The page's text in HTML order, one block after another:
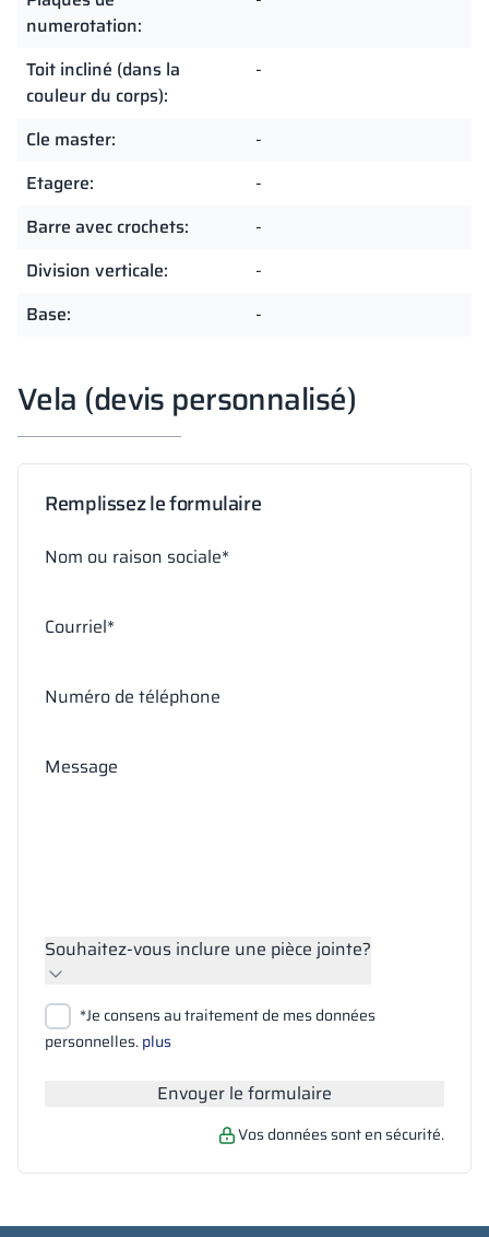
numerotation:
Toit incliné (dans la
couleur du corps):
-
Cle master:
-
Etagere:
-
Barre avec crochets:
-
Division verticale:
-
Base:
-
Vela (devis personnalisé)
Remplissez le formulaire
Nom ou raison sociale*
Courriel*
Numéro de téléphone
Message
Souhaitez-vous inclure une pièce jointe?
Joindre des fichiers
Rechercher
*Je consens au traitement de mes données
personnelles.plus
Envoyer le formulaire
Vos données sont en sécurité.